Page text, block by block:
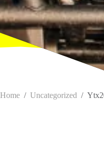
Home / Uncategorized /